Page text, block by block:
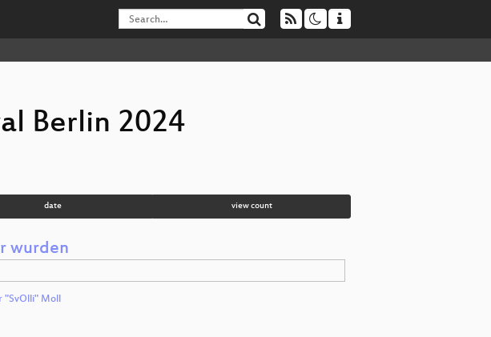
Berlin 2024
date view count
wurden
"SvOlli" Moll